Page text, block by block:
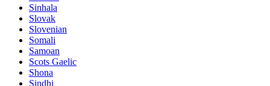
Sinhala
Slovak
Slovenian
Somali
Samoan
Scots Gaelic
Shona
Sindhi